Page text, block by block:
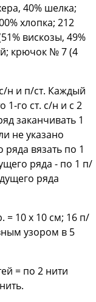
40% шелка;
хлопка; 212
вискозы, 49%
крючок № 7 (4
с/н и п/ст. Каждый
1-го ст. с/н и с 2
заканчивать 1
не указано
вязать по 1
ряда - по 1 п/
ряда
= 10 х 10 см; 16 п/
узором в 5
= по 2 нити